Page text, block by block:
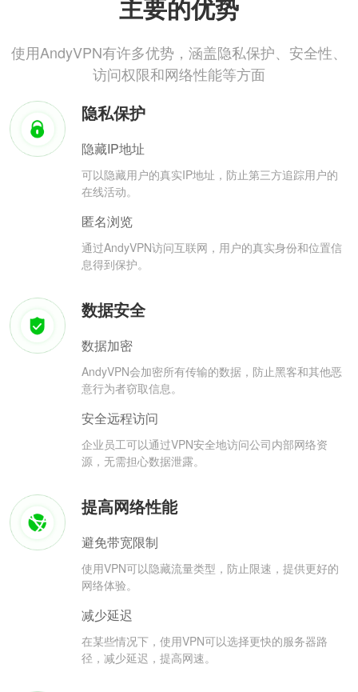
主要的优势
使用AndyVPN有许多优势，涵盖隐私保护、安全性、
访问权限和网络性能等方面
隐私保护
隐藏IP地址
可以隐藏用户的真实IP地址，防止第三方追踪用户的
在线活动。
匿名浏览
通过AndyVPN访问互联网，用户的真实身份和位置信
息得到保护。
数据安全
数据加密
AndyVPN会加密所有传输的数据，防止黑客和其他恶
意行为者窃取信息。
安全远程访问
企业员工可以通过VPN安全地访问公司内部网络资
源，无需担心数据泄露。
提高网络性能
避免带宽限制
使用VPN可以隐藏流量类型，防止限速，提供更好的
网络体验。
减少延迟
在某些情况下，使用VPN可以选择更快的服务器路
径，减少延迟，提高网速。